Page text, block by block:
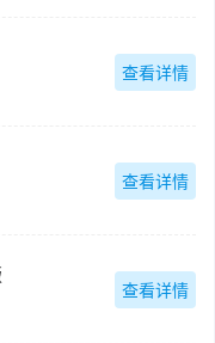
查看详情
查看详情
查看详情